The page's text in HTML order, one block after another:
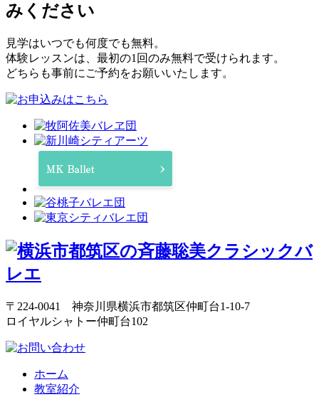
みください
見学はいつでも何度でも無料。
体験レッスンは、最初の1回のみ無料で受けられます。
どちらも事前にご予約をお願いいたします。
〒224-0041 神奈川県横浜市都筑区仲町台1-10-7
ロイヤルシャトー仲町台102
ホーム
教室紹介